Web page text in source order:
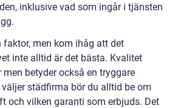
inklusive vad som ingår i tjänsten
faktor, men kom ihåg att det
inte alltid är det bästa. Kvalitet
betyder också en tryggare
väljer städfirma bör du alltid be om
och vilken garanti som erbjuds. Det